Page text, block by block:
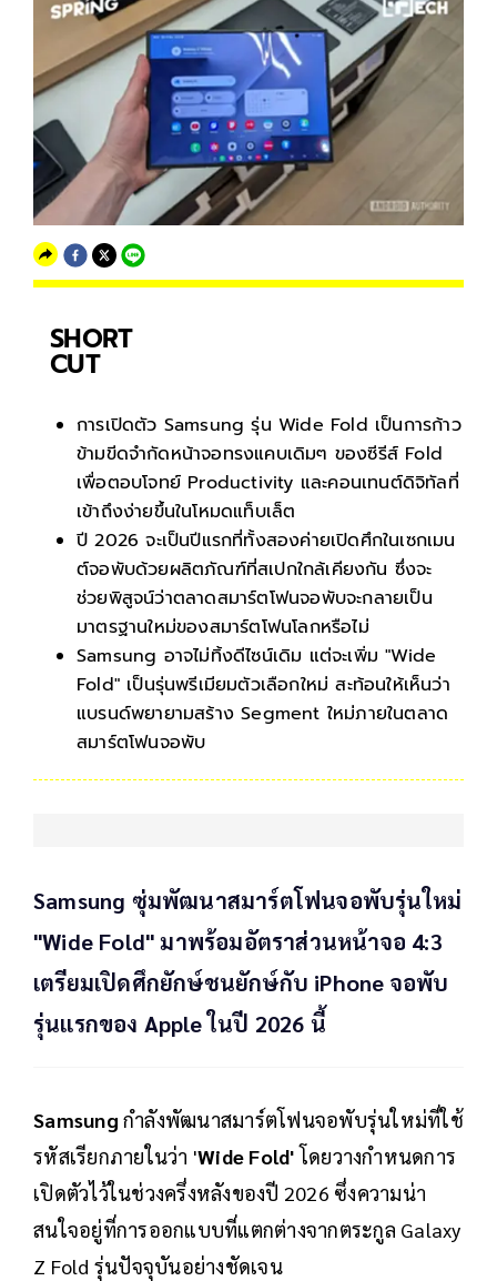
SHORT
CUT
การเปิดตัว Samsung รุ่น Wide Fold เป็นการก้าว
ข้ามขีดจำกัดหน้าจอทรงแคบเดิมๆ ของซีรีส์ Fold
เพื่อตอบโจทย์ Productivity และคอนเทนต์ดิจิทัลที่
เข้าถึงง่ายขึ้นในโหมดแท็บเล็ต
ปี 2026 จะเป็นปีแรกที่ทั้งสองค่ายเปิดศึกในเซกเมน
ต์จอพับด้วยผลิตภัณฑ์ที่สเปกใกล้เคียงกัน ซึ่งจะ
ช่วยพิสูจน์ว่าตลาดสมาร์ตโฟนจอพับจะกลายเป็น
มาตรฐานใหม่ของสมาร์ตโฟนโลกหรือไม่
Samsung อาจไม่ทิ้งดีไซน์เดิม แต่จะเพิ่ม "Wide
Fold" เป็นรุ่นพรีเมียมตัวเลือกใหม่ สะท้อนให้เห็นว่า
แบรนด์พยายามสร้าง Segment ใหม่ภายในตลาด
สมาร์ตโฟนจอพับ
Samsung ซุ่มพัฒนาสมาร์ตโฟนจอพับรุ่นใหม่
"Wide Fold" มาพร้อมอัตราส่วนหน้าจอ 4:3
เตรียมเปิดศึกยักษ์ชนยักษ์กับ iPhone จอพับ
รุ่นแรกของ Apple ในปี 2026 นี้
Samsung กำลังพัฒนาสมาร์ตโฟนจอพับรุ่นใหม่ที่ใช้
รหัสเรียกภายในว่า 'Wide Fold'โดยวางกำหนดการ
เปิดตัวไว้ในช่วงครึ่งหลังของปี 2026 ซึ่งความน่า
สนใจอยู่ที่การออกแบบที่แตกต่างจากตระกูล Galaxy
Z Fold รุ่นปัจจุบันอย่างชัดเจน